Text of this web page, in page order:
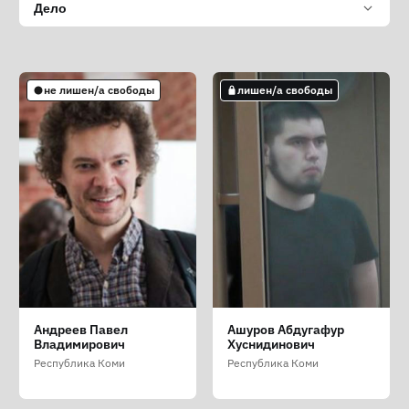
Дело
не лишен/а свободы
Андреев Павел
Владимирович
Республика Коми
лишен/а свободы
Ашуров Абдугафур
Хуснидинович
Республика Коми